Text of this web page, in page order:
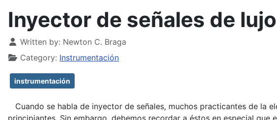
Inyector de señales de
Details
Written by: Newton C. Braga
Category: Instrumentación
instrumentación
Cuando se habla de inyector de señales, muchos practicantes de la
principiantes. Sin embargo, debemos recordar a éstos en especial